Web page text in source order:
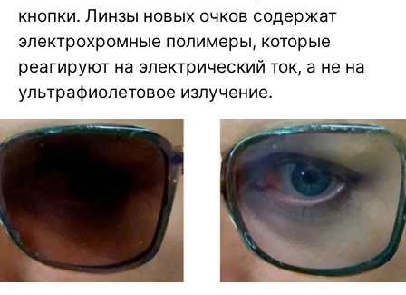
кнопки. Линзы новых очков содержат
электрохромные полимеры, которые
реагируют на электрический ток, а не на
ультрафиолетовое излучение.